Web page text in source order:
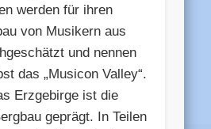
werden für ihren
von Musikern aus
und nennen
das „Musicon Valley“.
Erzgebirge ist die
geprägt. In Teilen